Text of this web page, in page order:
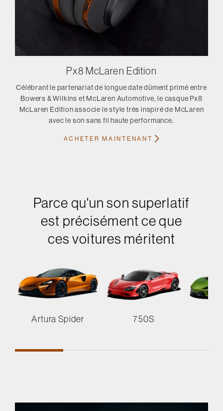
Px8 McLaren Edition
Célébrant le partenariat de longue date dûment primé entre
Bowers & Wilkins et McLaren Automotive, le casque Px8
McLaren Edition associe le style très inspiré de McLaren
avec le son sans fil haute performance.
ACHETER MAINTENANT
Parce qu'un son superlatif
est précisément ce que
ces voitures méritent
Artura Spider 750S